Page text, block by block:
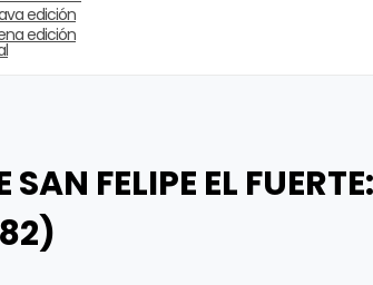
edición
edición
SAN FELIPE EL